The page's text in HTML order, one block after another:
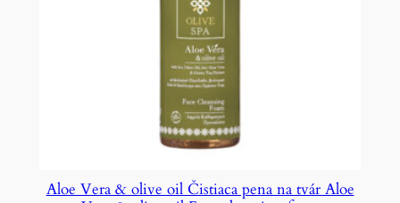
Aloe Vera & olive oil Čistiaca pena na tvár Aloe